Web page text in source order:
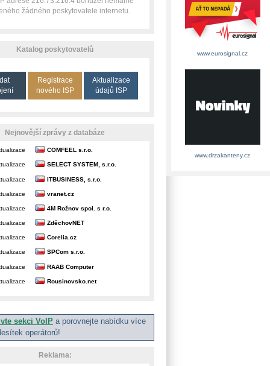
žádného poskytovatele internetu.
Katalog poskytovatelů
Registrace
nového ISP
Aktualizace
údajů ISP
Nejnovější zprávy z databáze
COMFEEL s.r.o.
SELECT SYSTEM, s.r.o.
ITBUSINESS, s.r.o.
vranet.cz
4M Rožnov spol. s r.o.
ZděchovNET
Corelia.cz
SPCom s.r.o.
RAAB Computer
Rousinovsko.net
sekci VoIP a porovnejte nabídku více
operátorů!
Reklama:
www.eurosignal.cz
www.drzakanteny.cz